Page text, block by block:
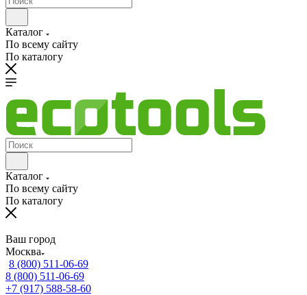
Каталог
По всему сайту
По каталогу
Каталог
По всему сайту
По каталогу
Ваш город
Москва
8 (800) 511-06-69
8 (800) 511-06-69
+7 (917) 588-58-60